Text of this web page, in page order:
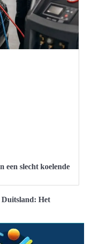
een slecht koelende
Duitsland: Het